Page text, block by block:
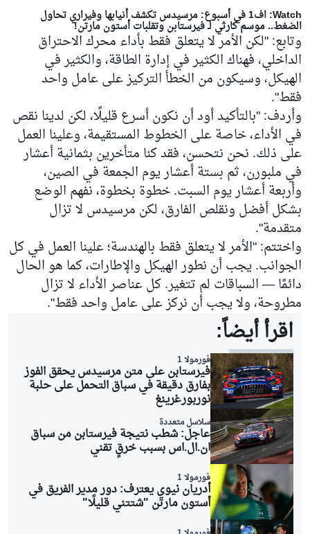
Watch: اف1 في أسبوع: مرسيدس تكشف أنيابها وفيراري تحاول
الضغط.. موسم كارثي لـ فيرستابن وتقلبات أستون مارتن!
وتابع: "لكن الأمر لا يتعلق فقط بأداء محرك الاحتراق
الداخلي، فهناك الكثير في إدارة الطاقة، والكثير في
الهيكل، وسيكون من الخطأ التركيز على عامل واحد
فقط".
وأردف: "بالتأكيد أود أن نكون أسرع قليلًا، لكن لدينا نقص
في الأداء، خاصة على الخطوط المستقيمة، وعلينا العمل
على ذلك. نحن نتحسن، فقد كنا متأخرين بثمانية أعشار
في ملبورن، ثم بستة أعشار يوم الجمعة في الصين،
وأربعة أعشار يوم السبت. خطوة بخطوة، نفهم الوضع
بشكل أفضل ونقلص الفارق، لكن مرسيدس لا تزال
متقدمة".
واختتم: "الأمر لا يتعلق فقط بالهندسة؛ علينا العمل في كل
الجوانب. يجب أن نطور الهيكل والإطارات، كما هو الحال
دائمًا — السباقات لم تتغير. كل عناصر الأداء لا تزال
مطروحة، ولا يجب أن نركز على عامل واحد فقط".
اقرأ أيضاً:
فورمولا 1
فيرستابن على متن مرسيدس يحقق الفوز
بفارق دقيقة في سباق التحمل على حلبة
نوربورغرينغ
سلاسل متعددة
عاجل: شطب نتيجة فيرستابن من سباق
ان.ال.اس بسبب خرقٍ تقني
فورمولا 1
أدريان نيوي يعترف: دور مدير الفريق في
أستون مارتن "شتتني قليلًا"